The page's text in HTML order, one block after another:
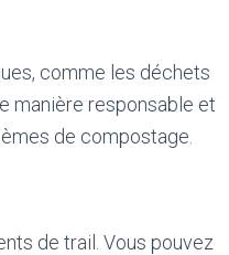
comme les déchets
manière responsable et
de compostage.
de trail. Vous pouvez